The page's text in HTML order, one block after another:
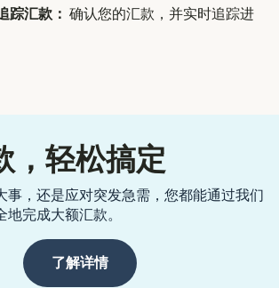
踪汇款： 确认您的汇款，并实时追踪进
，轻松搞定
事，还是应对突发急需，您都能通过我们
完成大额汇款。
了解详情